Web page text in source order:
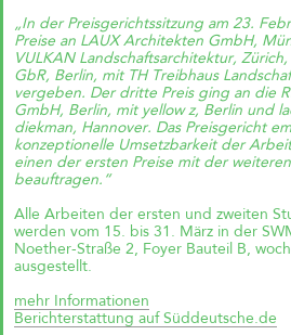
Richtfest für Das
Haus im
München
„In der Preisgerichtssitzung am 23.
Preise an LAUX Architekten GmbH,
VULKAN Landschaftsarchitektur,
GbR, Berlin, mit TH Treibhaus
vergeben. Der dritte Preis ging an die
GmbH, Berlin, mit yellow z, Berlin und
diekman, Hannover. Das Preisgericht
konzeptionelle Umsetzbarkeit der
einen der ersten Preise mit der
beauftragen.“
Alle Arbeiten der ersten und zweiten
werden vom 15. bis 31. März in der
Noether-Straße 2, Foyer Bauteil B,
ausgestellt.
mehr Informationen
Berichterstattung auf Süddeutsche.de